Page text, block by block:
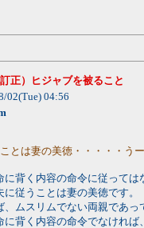
正）ヒジャブを被ること
02(Tue) 04:56
とは妻の美徳・・・・・う
に背く内容の命令に従っては
に従うことは妻の美徳です。
、ムスリムでない両親であっ
に背く内容の命令でなければ、